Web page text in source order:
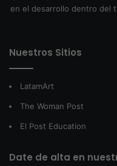
en el desarrollo dentro del
Nuestros Sitios
LatamArt
The Woman Post
El Post Education
Date de alta en